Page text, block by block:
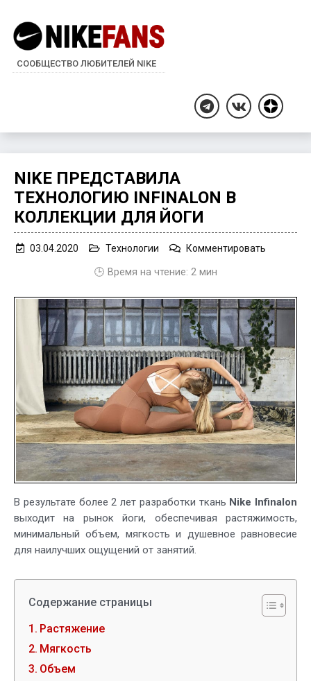
СООБЩЕСТВО ЛЮБИТЕЛЕЙ NIKE
TelegramВКонтакте
Дзен
NIKE ПРЕДСТАВИЛА
ТЕХНОЛОГИЮ INFINALON В
КОЛЛЕКЦИИ ДЛЯ ЙОГИ
03.04.2020 Технологии Комментировать
Infinalon
в
для
йоги
🕒 Время на чтение: 2 мин
В результате более 2 лет разработки ткань Nike Infinalon
выходит на рынок йоги, обеспечивая растяжимость,
минимальный объем, мягкость и душевное равновесие
для наилучших ощущений от занятий.
Содержание страницы
Растяжение
Мягкость
Объем